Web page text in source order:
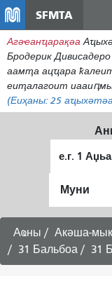
SFMTA
Агәҽанҵарақәа
Бродерик
аамҭа ацҵара
еиҭалагоит
(Еиҳаны: 25
Аҩны Акәша-
31 Бальбоа
31